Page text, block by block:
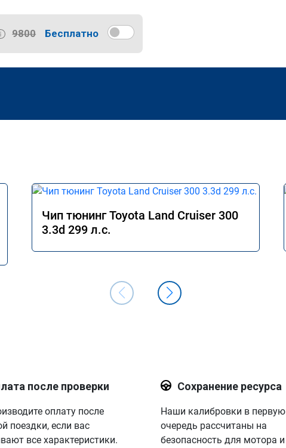
9800 Бесплатно
Чип тюнинг Toyota Land Cruiser 300
3.3d 299 л.с.
после проверки
оплату после
поездки, если вас
все характеристики.
Сохранение ресурса
Наши калибровки в первую
очередь рассчитаны на
безопасность для мотора и